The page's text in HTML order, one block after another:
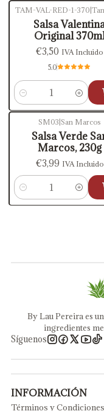
TAM-VAL-RED-1-370
Salsa
Original
€3,50 IVA Incluido
5.0
Cantidad
SM03 San Marcos
Salsa Verde
Marcos, 230g
€3,99 IVA Incluido
Cantidad
By Lau Pereira es
ingredientes
Síguenos
INFORMACIÓN
Términos y Condiciones